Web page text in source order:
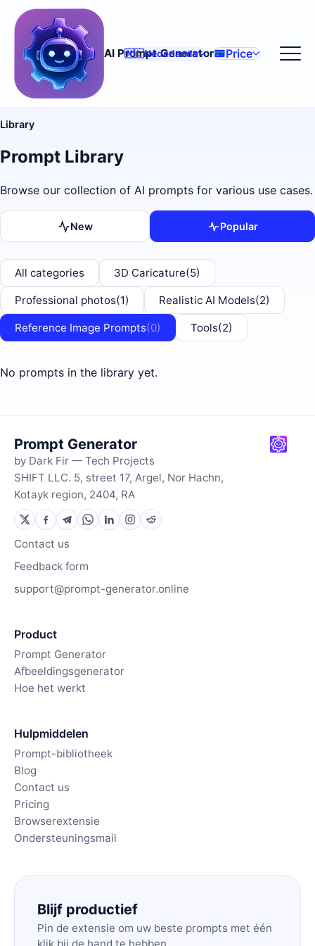
AI Prompt Generator
🇳🇱Nederlands Price
Library
Prompt Library
Browse our collection of AI prompts for various use cases.
New Popular
All categories 3D Caricature(5)
Professional photos(1) Realistic AI Models(2)
Reference Image Prompts(0) Tools(2)
No prompts in the library yet.
Prompt Generator
by Dark Fir — Tech Projects
SHIFT LLC. 5, street 17, Argel, Nor Hachn,
Kotayk region, 2404, RA
Contact us
Feedback form
support@prompt-generator.online
Product
Prompt Generator
Afbeeldingsgenerator
Hoe het werkt
Hulpmiddelen
Prompt-bibliotheek
Blog
Contact us
Pricing
Browserextensie
Ondersteuningsmail
Blijf productief
Pin de extensie om uw beste prompts met één